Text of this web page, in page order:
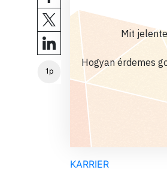
1p
Mit
Hogyan érdemes
KARRIER